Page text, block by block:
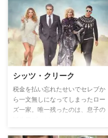
シッツ・クリーク
税金を払い忘れたせいでセレブか
ら一文無しになってしまったロー
ズ一家。唯一残ったのは、息子の
購入した田舎の土地。そこで元セ